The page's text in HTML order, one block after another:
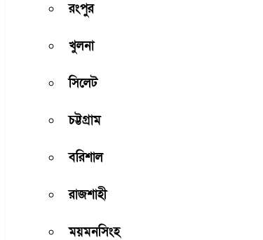
রংপুর
খুলনা
সিলেট
চট্টগ্রাম
বরিশাল
রাজশাহী
ময়মনসিংহ